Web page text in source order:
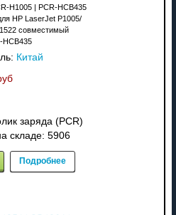
H1005 | PCR-HCB435
HP LaserJet P1005/
совместимый
HCB435
Китай
заряда (PCR)
складе: 5906
Подробнее